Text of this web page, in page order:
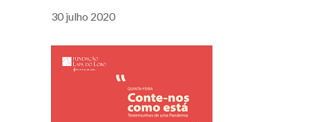
30 julho 2020